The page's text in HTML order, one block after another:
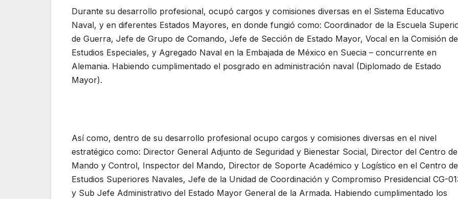
Durante su desarrollo profesional, ocupó cargos y comisiones diversas en el Sistema Educativo
Naval, y en diferentes Estados Mayores, en donde fungió como: Coordinador de la Escuela
de Guerra, Jefe de Grupo de Comando, Jefe de Sección de Estado Mayor, Vocal en la Comisión de
Estudios Especiales, y Agregado Naval en la Embajada de México en Suecia – concurrente en
Alemania. Habiendo cumplimentado el posgrado en administración naval (Diplomado de Estado
Mayor).
Así como, dentro de su desarrollo profesional ocupo cargos y comisiones diversas en el nivel
estratégico como: Director General Adjunto de Seguridad y Bienestar Social, Director del Centro de
Mando y Control, Inspector del Mando, Director de Soporte Académico y Logístico en el Centro de
Estudios Superiores Navales, Jefe de la Unidad de Coordinación y Compromiso Presidencial CG-
y Sub Jefe Administrativo del Estado Mayor General de la Armada. Habiendo cumplimentado los